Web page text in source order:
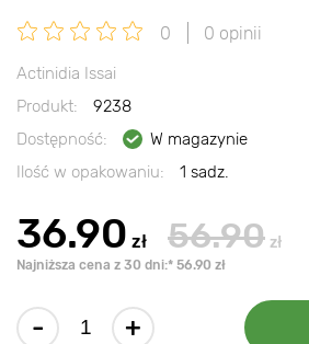
0 0 opinii
Actinidia Issai
Produkt:
9238
Dostępność:
W magazynie
Ilość w opakowaniu:
1 sadz.
36.90 zł 56.90 zł
Najniższa cena z 30 dni:* 56.90 zł
- +